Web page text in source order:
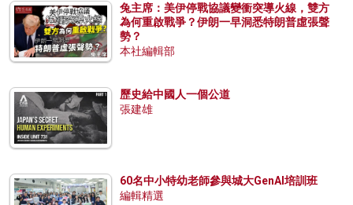
兔主席：美伊停戰協議變衝突導火線，雙方
為何重啟戰爭？伊朗一早洞悉特朗普虛張聲
勢？
本社編輯部
歷史給中國人一個公道
張建雄
60名中小特幼老師參與城大GenAI培訓班
編輯精選